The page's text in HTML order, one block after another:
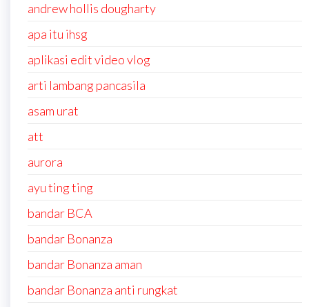
andrew hollis dougharty
apa itu ihsg
aplikasi edit video vlog
arti lambang pancasila
asam urat
att
aurora
ayu ting ting
bandar BCA
bandar Bonanza
bandar Bonanza aman
bandar Bonanza anti rungkat